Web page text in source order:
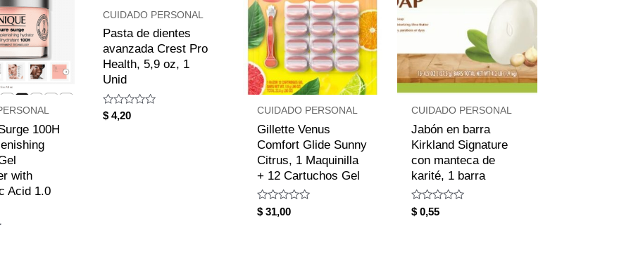
nocturno,
76
unidades
quantity
100H
with
Acid 1.0
CUIDADO PERSONAL
Pasta de dientes
avanzada Crest Pro
Health, 5,9 oz, 1
Unid
Rated
0
$ 4,20 CUIDADO PERSONAL
Gillette Venus
Comfort Glide Sunny
Citrus, 1 Maquinilla
+ 12 Cartuchos Gel
Rated
0
$ 31,00
CUIDADO PERSONAL
Jabón en barra
Kirkland Signature
con manteca de
karité, 1 barra
Rated
0
$ 0,55